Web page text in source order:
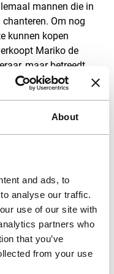
About
and ads, to
analyse our traffic.
use of our site with
partners who
that you’ve
from your use
mannen die in
Om nog
kunnen kopen
Mariko de
maar betreedt